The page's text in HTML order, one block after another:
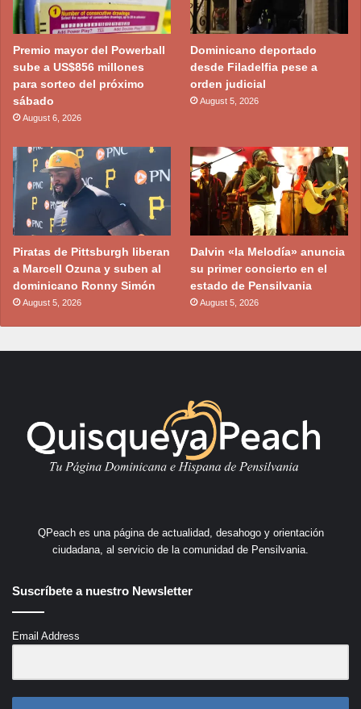
Premio mayor del Powerball
sube a US$856 millones
para sorteo del próximo
sábado
August 6, 2026
Dominicano deportado
desde Filadelfia pese a
orden judicial
August 5, 2026
Piratas de Pittsburgh liberan
a Marcell Ozuna y suben al
dominicano Ronny Simón
August 5, 2026
Dalvin «la Melodía» anuncia
su primer concierto en el
estado de Pensilvania
August 5, 2026
QPeach es una página de actualidad, desahogo y orientación
ciudadana, al servicio de la comunidad de Pensilvania.
Suscríbete a nuestro Newsletter
Email Address